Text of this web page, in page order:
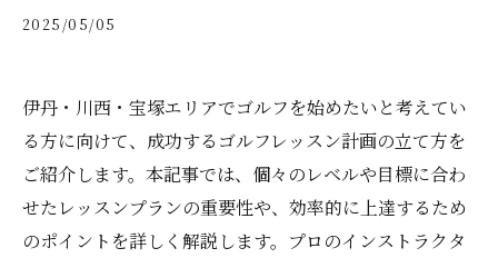
2025/05/05
伊丹・川西・宝塚エリアでゴルフを始めたいと考えてい
る方に向けて、成功するゴルフレッスン計画の立て方を
ご紹介します。本記事では、個々のレベルや目標に合わ
せたレッスンプランの重要性や、効率的に上達するため
のポイントを詳しく解説します。プロのインストラクタ